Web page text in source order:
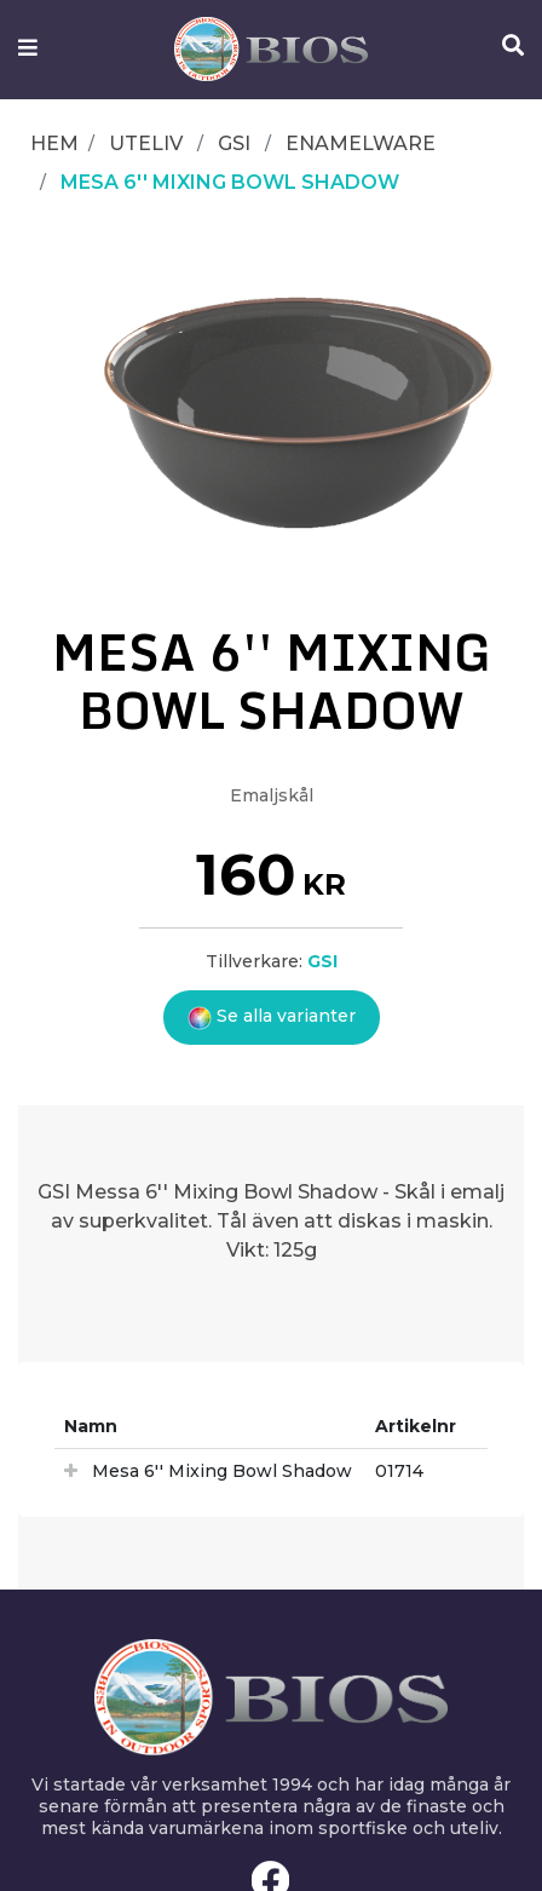
FISKEUTRUSTNING
OM
IFISH
HEM UTELIV GSI
ENAMELWARE
MESA 6'' MIXING BOWL SHADOW
MESA 6'' MIXING
BOWL SHADOW
Emaljskål
160 KR
Tillverkare: GSI
Se alla varianter
GSI Messa 6'' Mixing Bowl Shadow - Skål i emalj
av superkvalitet. Tål även att diskas i maskin.
Vikt: 125g
Namn Artikelnr
Mesa 6'' Mixing Bowl Shadow 01714
Vi startade vår verksamhet 1994 och har idag många år
senare förmån att presentera några av de finaste och
mest kända varumärkena inom sportfiske och uteliv.